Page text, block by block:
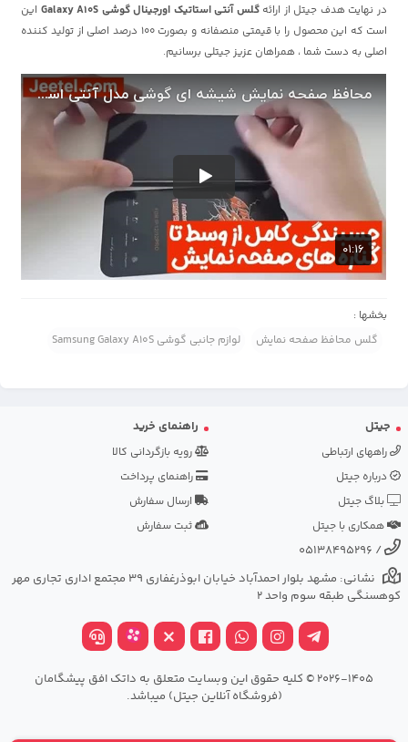
در نهایت هدف جیتل از ارائهگلس آنتی استاتیک اورجینال گوشی Galaxy A10S
این
است که این محصول را با قیمتی منصفانه و بصورت 100 درصد اصلی از تولید کننده
اصلی به دست شما ، همراهان عزیز جیتلی برسانیم.
بخشها :
گلس محافظ صفحه نمایش لوازم جانبی گوشی Samsung Galaxy A10S
جیتل
راههای ارتباطی
درباره جیتل
بلاگ جیتل
همکاری با جیتل
راهنمای خرید
رویه بازگردانی کالا
راهنمای پرداخت
ارسال سفارش
ثبت سفارش
/
05138495296
نشانی: مشهد بلوار احمدآباد خیابان ابوذرغفاری 39 مجتمع اداری تجاری مهر
کوهسنگی طبقه سوم واحد 2
2026-1405 © کلیه حقوق این وبسایت متعلق به داتک افق پیشگامان
(فروشگاه آنلاین جیتل) میباشد.